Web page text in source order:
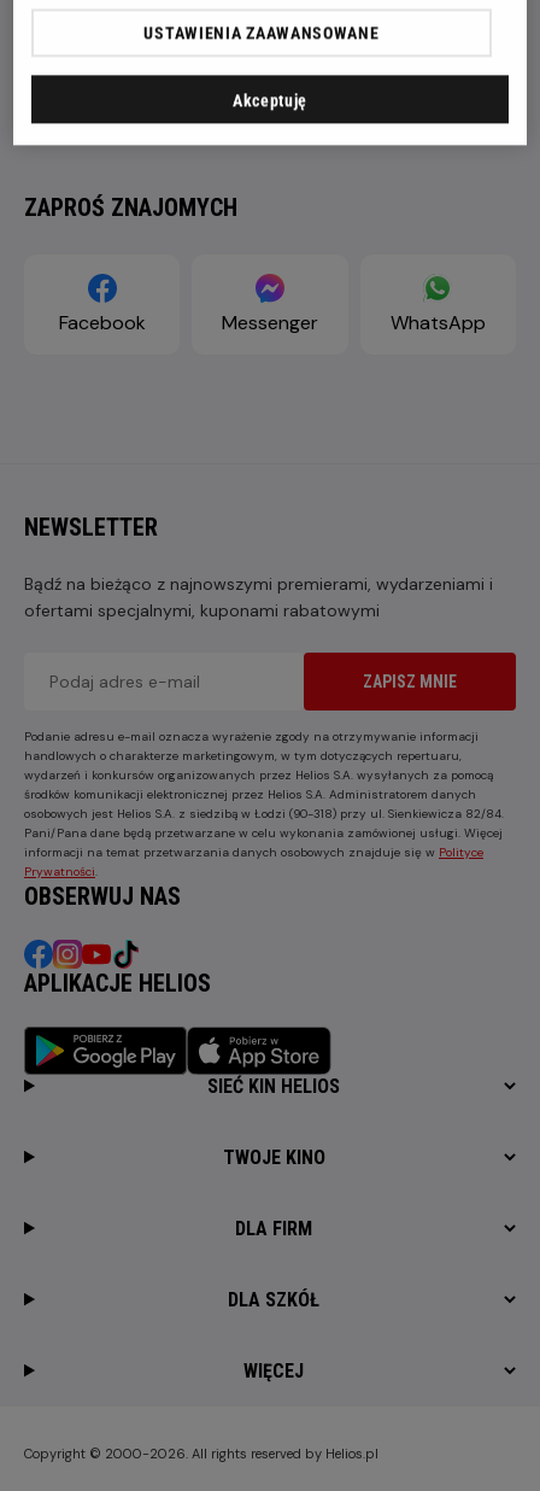
ZAPROŚ ZNAJOMYCH
Facebook Messenger WhatsApp
NEWSLETTER
Bądź na bieżąco z najnowszymi premierami, wydarzeniami i
ofertami specjalnymi, kuponami rabatowymi
ZAPISZ MNIE
Podanie adresu e-mail oznacza wyrażenie zgody na otrzymywanie informacji
handlowych o charakterze marketingowym, w tym dotyczących repertuaru,
wydarzeń i konkursów organizowanych przez Helios S.A. wysyłanych za pomocą
środków komunikacji elektronicznej przez Helios S.A. Administratorem danych
osobowych jest Helios S.A. z siedzibą w Łodzi (90-318) przy ul. Sienkiewicza 82/84.
Pani/Pana dane będą przetwarzane w celu wykonania zamówionej usługi. Więcej
informacji na temat przetwarzania danych osobowych znajduje się w Polityce
Prywatności
OBSERWUJ NAS
APLIKACJE HELIOS
SIEĆ KIN HELIOS
TWOJE KINO
DLA FIRM
DLA SZKÓŁ
WIĘCEJ
Copyright © 2000-2026. All rights reserved by Helios.pl
USTAWIENIA ZAAWANSOWANE
Akceptuję